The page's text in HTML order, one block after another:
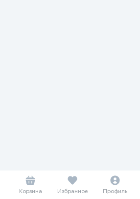
Корзина Избранное Профиль